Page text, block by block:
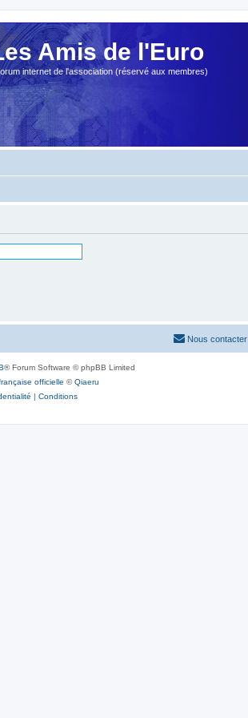
Amis de l'Euro
internet de l'association (réservé aux membres)
Nous contacter
® Forum Software © phpBB Limited
officielle ©Qiaeru
| Conditions